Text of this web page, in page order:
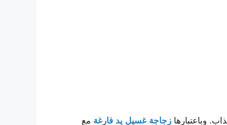
وباعتبارها زجاجة غسيل يد فارغة مع